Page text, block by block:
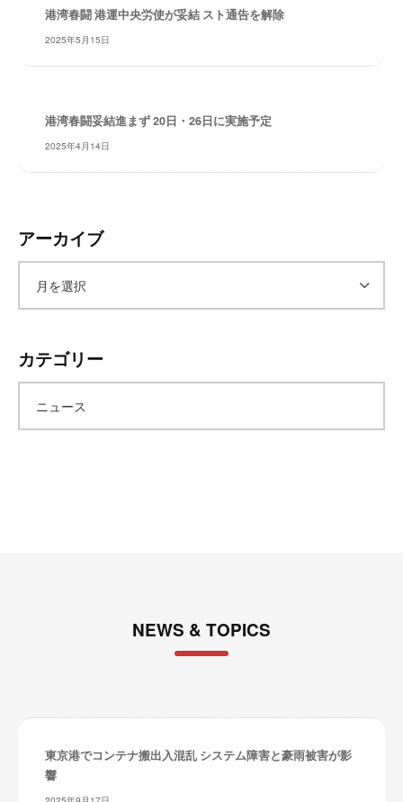
港湾春闘 港運中央労使が妥結 スト通告を解除
2025年5月15日
港湾春闘妥結進まず 20日・26日に実施予定
2025年4月14日
アーカイブ
カ
イ
カテゴリー
ニュース
NEWS & TOPICS
東京港でコンテナ搬出入混乱 システム障害と豪雨被害が影
響